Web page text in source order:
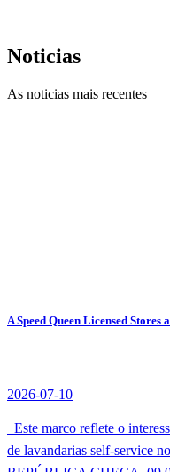
Noticias
As noticias mais recentes
A Speed Queen Licensed
2026-07-10
Este marco reflete o
de lavandarias self-service